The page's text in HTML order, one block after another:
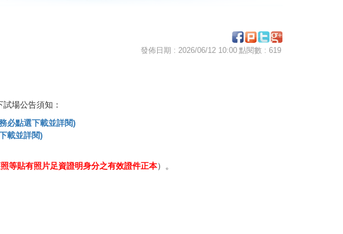
發佈日期 : 2026/06/12 10:00 點閱數 : 619
場公告須知：
必點選下載並詳閱)
載並詳閱)
等貼有照片足資證明身分之有效證件正本）。